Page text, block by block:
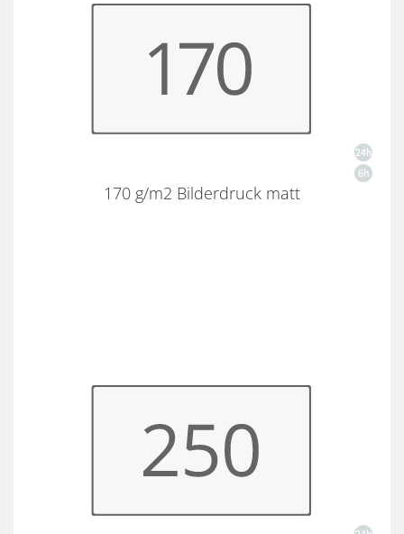
170 g/m2 Bilderdruck matt